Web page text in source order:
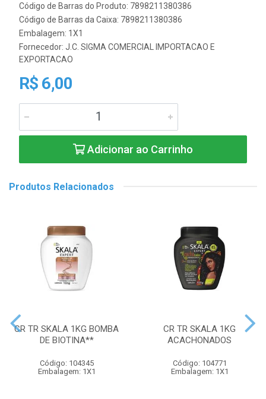
Código de Barras do Produto: 7898211380386
Código de Barras da Caixa: 7898211380386
Embalagem: 1X1
Fornecedor: J.C. SIGMA COMERCIAL IMPORTACAO E
EXPORTACAO
R$ 6,00
Adicionar ao Carrinho
Produtos Relacionados
CR TR SKALA 1KG BOMBA
DE BIOTINA**
Código: 104345
Embalagem: 1X1
CR TR SKALA 1KG
ACACHONADOS
Código: 104771
Embalagem: 1X1